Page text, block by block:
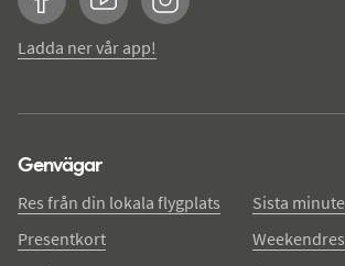
FacebookYouTubeInstagram
Ladda ner vår app!
Genvägar
Res från din lokala flygplats
Presentkort
Sista